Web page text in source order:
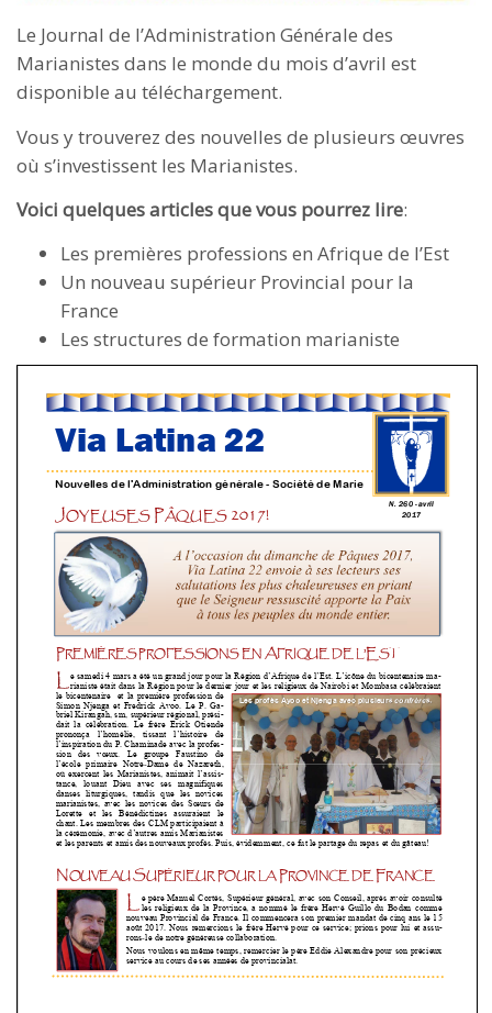
Le Journal de l’Administration Générale des
Marianistes dans le monde du mois d’avril est
disponible au téléchargement.
Vous y trouverez des nouvelles de plusieurs œuvres
où s’investissent les Marianistes.
Voici quelques articles que vous pourrez lire:
Les premières professions en Afrique de l’Est
Un nouveau supérieur Provincial pour la
France
Les structures de formation marianiste